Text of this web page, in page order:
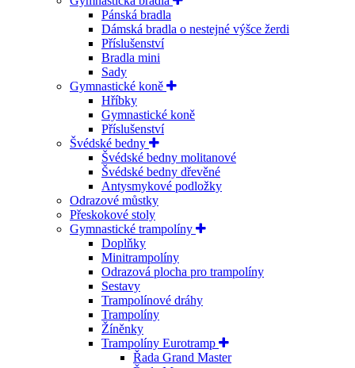
Pánská bradla
Dámská bradla o nestejné výšce žerdi
Příslušenství
Bradla mini
Sady
Gymnastické koně
Hříbky
Gymnastické koně
Příslušenství
Švédské bedny
Švédské bedny molitanové
Švédské bedny dřevěné
Antysmykové podložky
Odrazové můstky
Přeskokové stoly
Gymnastické trampolíny
Doplňky
Minitrampolíny
Odrazová plocha pro trampolíny
Sestavy
Trampolínové dráhy
Trampolíny
Žíněnky
Trampolíny Eurotramp
Řada Grand Master